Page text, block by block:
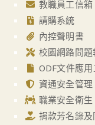
教職員工信箱
請購系統
內控聲明書
校園網路問
ODF文件應
資通安全管理
職業安全衛生
捐款芳名錄及